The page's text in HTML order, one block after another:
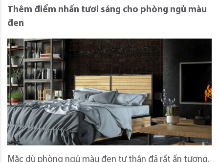
Thêm điểm nhấn tươi sáng cho phòng ngủ màu
đen
Mặc dù phòng ngủ màu đen tự thân đã rất ấn tượng,